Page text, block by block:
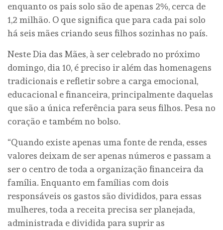
enquanto os pais solo são de apenas 2%, cerca de
1,2 milhão. O que significa que para cada pai solo
há seis mães criando seus filhos sozinhas no país.
Neste Dia das Mães, à ser celebrado no próximo
domingo, dia 10, é preciso ir além das homenagens
tradicionais e refletir sobre a carga emocional,
educacional e financeira, principalmente daquelas
que são a única referência para seus filhos. Pesa no
coração e também no bolso.
“Quando existe apenas uma fonte de renda, esses
valores deixam de ser apenas números e passam a
ser o centro de toda a organização financeira da
família. Enquanto em famílias com dois
responsáveis os gastos são divididos, para essas
mulheres, toda a receita precisa ser planejada,
administrada e dividida para suprir as